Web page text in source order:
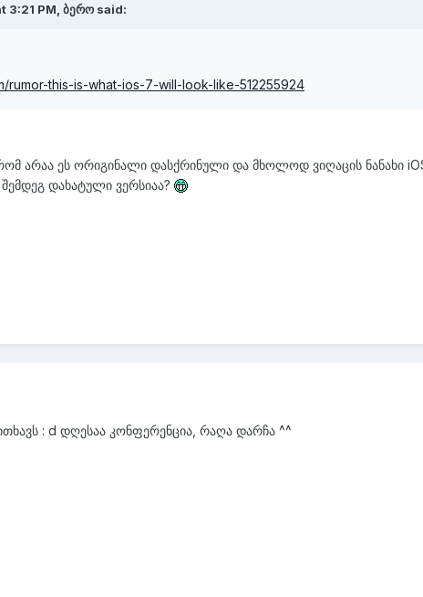
3:21 PM, ბერო said:
rumor-this-is-what-ios-7-will-look-like-512255924
არაა ეს ორიგინალი დასქრინული და მხოლოდ ვიღაცის ნანახი
დახატული ვერსიაა?
: d დღესაა კონფერენცია, რაღა დარჩა ^^